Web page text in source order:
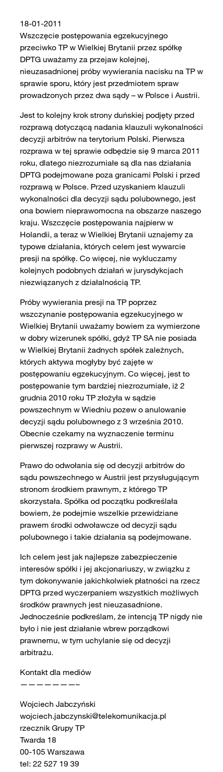
18-01-2011
Wszczęcie postępowania egzekucyjnego
przeciwko TP w Wielkiej Brytanii przez spółkę
DPTG uważamy za przejaw kolejnej,
nieuzasadnionej próby wywierania nacisku na TP w
sprawie sporu, który jest przedmiotem spraw
prowadzonych przez dwa sądy – w Polsce i Austrii.
Jest to kolejny krok strony duńskiej podjęty przed
rozprawą dotyczącą nadania klauzuli wykonalności
decyzji arbitrów na terytorium Polski. Pierwsza
rozprawa w tej sprawie odbędzie się 9 marca 2011
roku, dlatego niezrozumiałe są dla nas działania
DPTG podejmowane poza granicami Polski i przed
rozprawą w Polsce. Przed uzyskaniem klauzuli
wykonalności dla decyzji sądu polubownego, jest
ona bowiem nieprawomocna na obszarze naszego
kraju. Wszczęcie postępowania najpierw w
Holandii, a teraz w Wielkiej Brytanii uznajemy za
typowe działania, których celem jest wywarcie
presji na spółkę. Co więcej, nie wykluczamy
kolejnych podobnych działań w jurysdykcjach
niezwiązanych z działalnością TP.
Próby wywierania presji na TP poprzez
wszczynanie postępowania egzekucyjnego w
Wielkiej Brytanii uważamy bowiem za wymierzone
w dobry wizerunek spółki, gdyż TP SA nie posiada
w Wielkiej Brytanii żadnych spółek zależnych,
których aktywa mogłyby być zajęte w
postępowaniu egzekucyjnym. Co więcej, jest to
postępowanie tym bardziej niezrozumiałe, iż 2
grudnia 2010 roku TP złożyła w sądzie
powszechnym w Wiedniu pozew o anulowanie
decyzji sądu polubownego z 3 września 2010.
Obecnie czekamy na wyznaczenie terminu
pierwszej rozprawy w Austrii.
Prawo do odwołania się od decyzji arbitrów do
sądu powszechnego w Austrii jest przysługującym
stronom środkiem prawnym, z którego TP
skorzystała. Spółka od początku podkreślała
bowiem, że podejmie wszelkie przewidziane
prawem środki odwoławcze od decyzji sądu
polubownego i takie działania są podejmowane.
Ich celem jest jak najlepsze zabezpieczenie
interesów spółki i jej akcjonariuszy, w związku z
tym dokonywanie jakichkolwiek płatności na rzecz
DPTG przed wyczerpaniem wszystkich możliwych
środków prawnych jest nieuzasadnione.
Jednocześnie podkreślam, że intencją TP nigdy nie
było i nie jest działanie wbrew porządkowi
prawnemu, w tym uchylanie się od decyzji
arbitrażu.
Kontakt dla mediów
———————–
Wojciech Jabczyński
wojciech.jabczynski@telekomunikacja.pl
rzecznik Grupy TP
Twarda 18
00-105 Warszawa
tel: 22 527 19 39